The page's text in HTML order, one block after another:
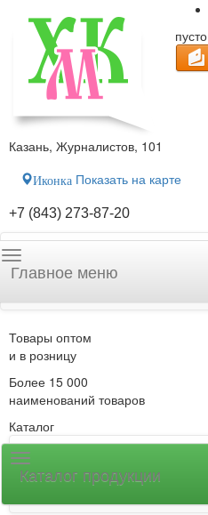
пусто
Казань, Журналистов, 101
Иконка Показать на карте
+7 (843) 273-87-20
Главное меню
Товары оптом
и в розницу
Более 15 000
наименований товаров
Каталог
Каталог продукции